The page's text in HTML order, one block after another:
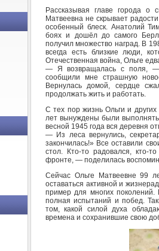
Рассказывая главе города
Матвеевна не скрывает
особенный блеск. Анатолий
боях и дошёл до самого
получил множество наград. В
всегда есть близкие люди,
Отечественная война, Ольге
— Я возвращалась с поля, —
сообщили мне страшную
Вернулась домой, сердце
продолжать жить и работать.
С тех пор жизнь Ольги и
лет вынуждены были выполнять
весной 1945 года вся деревня
— Из леса вернулись,
закончилась!» Все оставили
стол. Кто-то радовался, кто-
фронте, — поделилась
Сейчас Ольге Матвеевне 99
оставаться активной и
пример для многих
полная испытаний и побед.
том, какой силой духа
времена и сохранившие свою